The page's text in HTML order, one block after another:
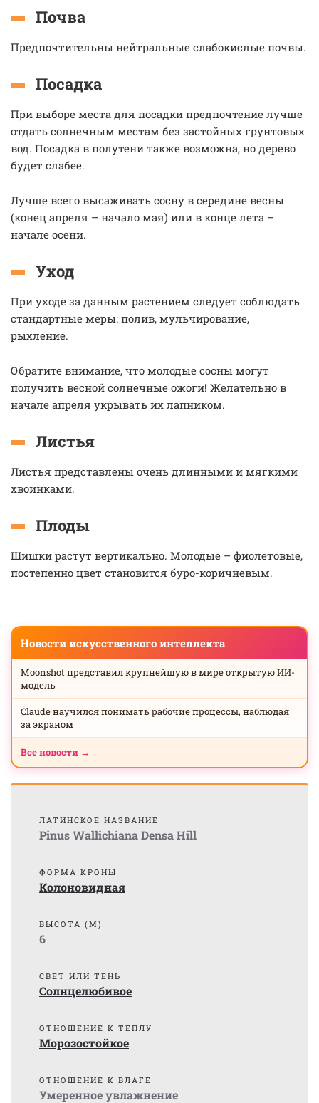
Почва
Предпочтительны нейтральные слабокислые почвы.
Посадка
При выборе места для посадки предпочтение лучше
отдать солнечным местам без застойных грунтовых
вод. Посадка в полутени также возможна, но дерево
будет слабее.
Лучше всего высаживать сосну в середине весны
(конец апреля – начало мая) или в конце лета –
начале осени.
Уход
При уходе за данным растением следует соблюдать
стандартные меры: полив, мульчирование,
рыхление.
Обратите внимание, что молодые сосны могут
получить весной солнечные ожоги! Желательно в
начале апреля укрывать их лапником.
Листья
Листья представлены очень длинными и мягкими
хвоинками.
Плоды
Шишки растут вертикально. Молодые – фиолетовые,
постепенно цвет становится буро-коричневым.
Новости искусственного интеллекта
Moonshot представил крупнейшую в мире открытую ИИ-
модель
Claude научился понимать рабочие процессы, наблюдая
за экраном
Все новости →
ЛАТИНСКОЕ НАЗВАНИЕ
Pinus Wallichiana Densa Hill
ФОРМА КРОНЫ
Колоновидная
ВЫСОТА (М)
6
СВЕТ ИЛИ ТЕНЬ
Солнцелюбивое
ОТНОШЕНИЕ К ТЕПЛУ
Морозостойкое
ОТНОШЕНИЕ К ВЛАГЕ
Умеренное увлажнение